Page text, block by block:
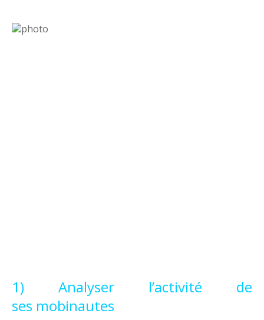
1) Analyser l’activité de
ses mobinautes